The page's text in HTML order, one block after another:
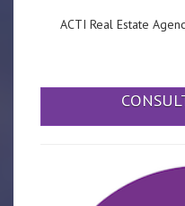
ACTI Real Estate